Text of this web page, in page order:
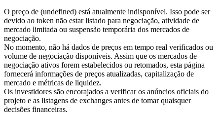
Futuros de USDT
Futuros usando USDT como garantia
O preço de (undefined) está atualmente indisponível. Isso pode ser
devido ao token não estar listado para negociação, atividade de
mercado limitada ou suspensão temporária dos mercados de
negociação.
No momento, não há dados de preços em tempo real verificados ou
volume de negociação disponíveis. Assim que os mercados de
negociação ativos forem estabelecidos ou retomados, esta página
fornecerá informações de preços atualizadas, capitalização de
mercado e métricas de liquidez.
Os investidores são encorajados a verificar os anúncios oficiais do
projeto e as listagens de exchanges antes de tomar quaisquer
decisões financeiras.